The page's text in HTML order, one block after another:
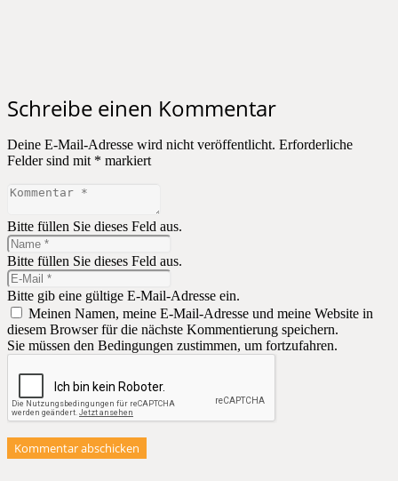
Schreibe einen Kommentar
Deine E-Mail-Adresse wird nicht veröffentlicht. Erforderliche
Felder sind mit * markiert
Bitte füllen Sie dieses Feld aus.
Bitte füllen Sie dieses Feld aus.
Bitte gib eine gültige E-Mail-Adresse ein.
Meinen Namen, meine E-Mail-Adresse und meine Website in
diesem Browser für die nächste Kommentierung speichern.
Sie müssen den Bedingungen zustimmen, um fortzufahren.
Kommentar abschicken